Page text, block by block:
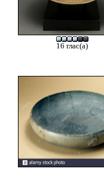
16 глас(а)